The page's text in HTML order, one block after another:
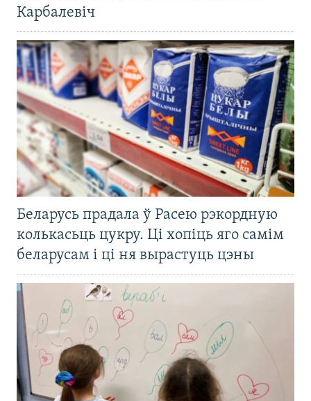
Карбалевіч
Беларусь прадала ў Расею рэкордную
колькасьць цукру. Ці хопіць яго самім
беларусам і ці ня вырастуць цэны